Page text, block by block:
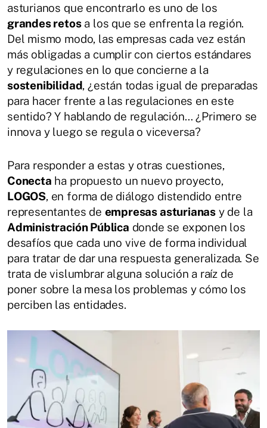
asturianos que encontrarlo es uno de los
grandes retosa los que se enfrenta la región.
Del mismo modo, las empresas cada vez están
más obligadas a cumplir con ciertos estándares
y regulaciones en lo que concierne a la
sostenibilidad, ¿están todas igual de preparadas
para hacer frente a las regulaciones en este
sentido? Y hablando de regulación… ¿Primero se
innova y luego se regula o viceversa?
Para responder a estas y otras cuestiones,
Conecta ha propuesto un nuevo proyecto,
LOGOS, en forma de diálogo distendido entre
representantes de empresas asturianasy de la
Administración Pública donde se exponen los
desafíos que cada uno vive de forma individual
para tratar de dar una respuesta generalizada. Se
trata de vislumbrar alguna solución a raíz de
poner sobre la mesa los problemas y cómo los
perciben las entidades.